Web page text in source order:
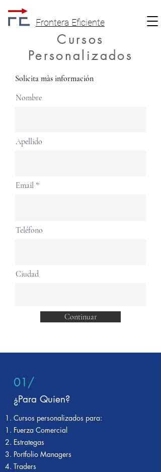
Frontera Eficiente
Cursos
Personalizados
Solicita màs información
Nombre
Apellido
Email
Teléfono
Ciudad
Continuar
01/
¿Para Quien?
Cursos personalizados para:
Fuerza Comercial​
Estrategas
Portfolio Managers
Traders